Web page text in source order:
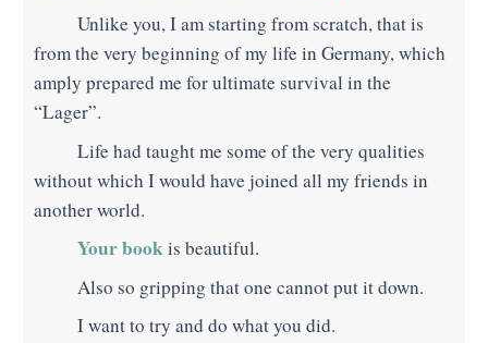
Unlike you, I am starting from scratch, that is
from the very beginning of my life in Germany, which
amply prepared me for ultimate survival in the
“Lager”.
Life had taught me some of the very qualities
without which I would have joined all my friends in
another world.
Your bookis beautiful.
Also so gripping that one cannot put it down.
I want to try and do what you did.